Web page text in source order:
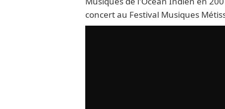
concert au Festival Musiques